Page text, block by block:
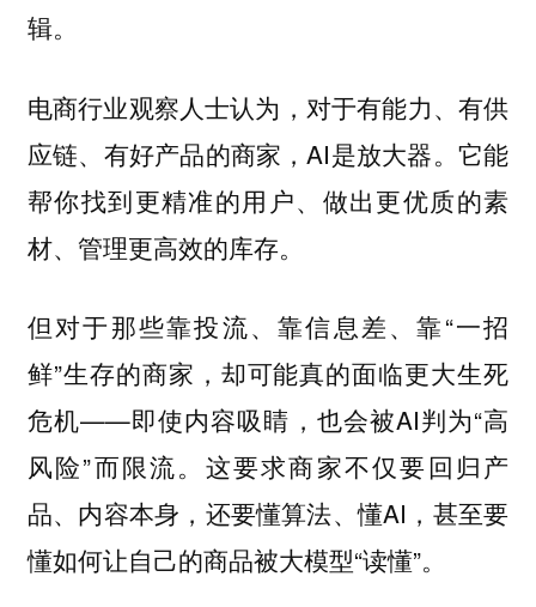
辑。
电商行业观察人士认为，对于有能力、有供
应链、有好产品的商家，AI是放大器。它能
帮你找到更精准的用户、做出更优质的素
材、管理更高效的库存。
但对于那些靠投流、靠信息差、靠“一招
鲜”生存的商家，却可能真的面临更大生死
危机——即使内容吸睛，也会被AI判为“高
风险”而限流。这要求商家不仅要回归产
品、内容本身，还要懂算法、懂AI，甚至要
懂如何让自己的商品被大模型“读懂”。